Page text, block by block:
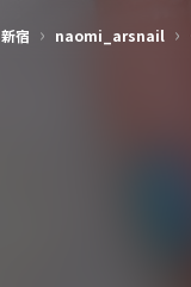
新宿 › naomi_arsnail ›